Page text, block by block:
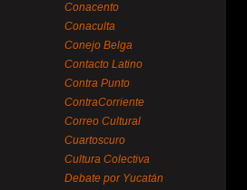
Conacento
Conaculta
Conejo Belga
Contacto Latino
Contra Punto
ContraCorriente
Correo Cultural
Cuartoscuro
Cultura Colectiva
Debate por Yucatán